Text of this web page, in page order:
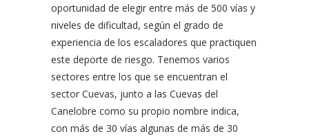
oportunidad de elegir entre más de 500 vías y
niveles de dificultad, según el grado de
experiencia de los escaladores que practiquen
este deporte de riesgo. Tenemos varios
sectores entre los que se encuentran el
sector Cuevas, junto a las Cuevas del
Canelobre como su propio nombre indica,
con más de 30 vías algunas de más de 30